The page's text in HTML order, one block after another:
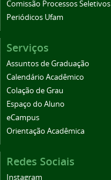
Comissão Processos Seletivos
Periódicos Ufam
Serviços
Assuntos de Graduação
Calendário Acadêmico
Colação de Grau
Espaço do Aluno
eCampus
Orientação Acadêmica
Redes Sociais
Instagram